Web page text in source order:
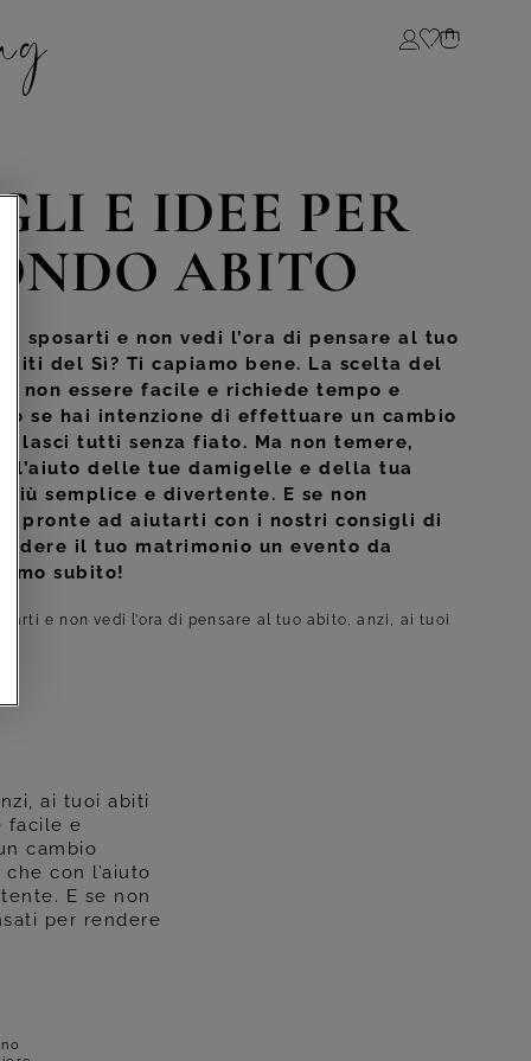
Login
E IDEE PER
ABITO
sposarti e non vedi l’ora di pensare al tuo
del Sì? Ti capiamo bene. La scelta del
non essere facile e richiede tempo e
se hai intenzione di effettuare un cambio
lasci tutti senza fiato. Ma non temere,
l’aiuto delle tue damigelle e della tua
semplice e divertente. E se non
pronte ad aiutarti con i nostri consigli di
il tuo matrimonio un evento da
subito!
e non vedi l’ora di pensare al tuo abito, anzi, ai tuoi
ai tuoi abiti
facile e
cambio
con l’aiuto
E se non
per rendere